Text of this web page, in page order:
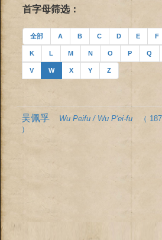
首字母筛选：
全部 A B C D E F
K L M N O P Q
V W X Y Z
吴佩孚 Wu Peifu / Wu P'ei-fu
（
）